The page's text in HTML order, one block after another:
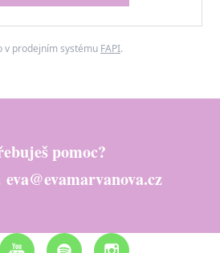
v prodejním systému FAPI.
pomoc?